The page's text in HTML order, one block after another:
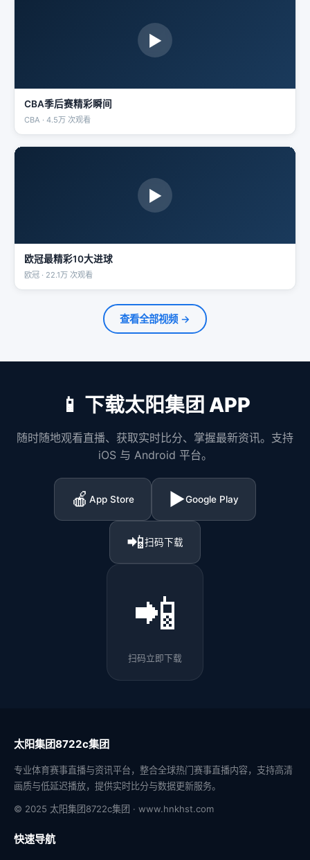
▶
CBA季后赛精彩瞬间
CBA · 4.5万 次观看
▶
欧冠最精彩10大进球
欧冠 · 22.1万 次观看
查看全部视频 →
📱 下载太阳集团 APP
随时随地观看直播、获取实时比分、掌握最新资讯。支持
iOS 与 Android 平台。
🍎 App Store ▶️Google Play
📲扫码下载
📲
扫码立即下载
太阳集团8722c集团
专业体育赛事直播与资讯平台，整合全球热门赛事直播内容，支持高清
画质与低延迟播放，提供实时比分与数据更新服务。
© 2025 太阳集团8722c集团 · www.hnkhst.com
快速导航